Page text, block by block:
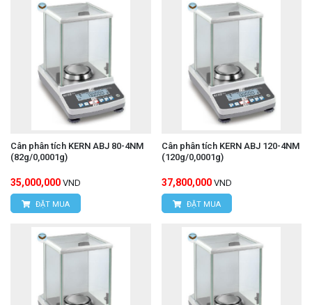
Cân phân tích KERN ABJ 80-4NM
(82g/0,0001g)
35,000,000 VND
ĐẶT MUA
Cân phân tích KERN ABJ 120-4NM
(120g/0,0001g)
37,800,000 VND
ĐẶT MUA